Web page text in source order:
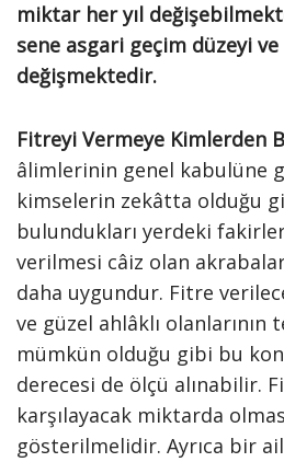
miktar her yıl
sene asgari geçim düzeyi
değişmektedir.
Fitreyi Vermeye Kimlerden
âlimlerinin genel kabulüne
kimselerin zekâtta olduğu
bulundukları yerdeki
verilmesi câiz olan
daha uygundur. Fitre
ve güzel ahlâklı olanlarının
mümkün olduğu gibi bu
derecesi de ölçü alınabilir.
karşılayacak miktarda
gösterilmelidir. Ayrıca bir